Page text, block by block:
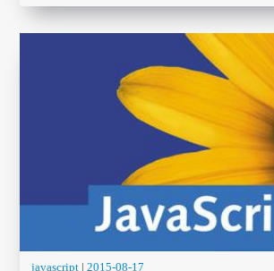
javascript |2015-08-17